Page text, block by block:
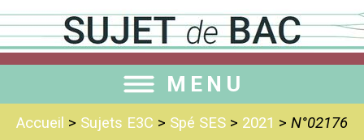
MENU
Accueil > Sujets E3C > Spé SES > 2021 > N°02176